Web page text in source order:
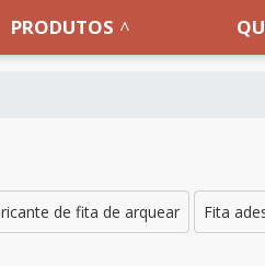
PRODUTOS
de fita de arquear Fita